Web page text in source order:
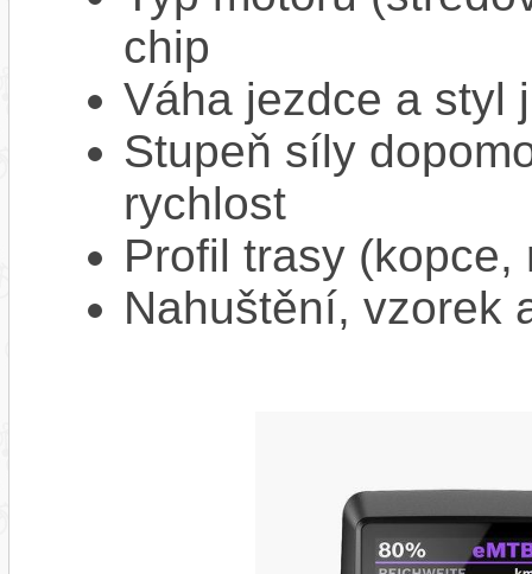
chip
Váha jezdce a styl
Stupeň síly
rychlost
Profil trasy
Nahuštění, vzorek